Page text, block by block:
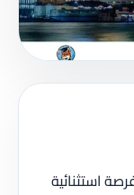
استثنائية